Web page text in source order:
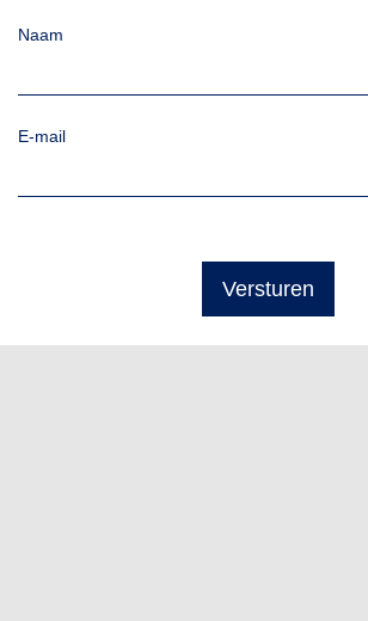
Naam
E-mail
Versturen